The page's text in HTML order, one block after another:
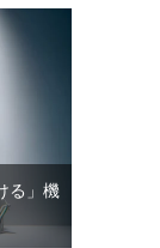
る」機